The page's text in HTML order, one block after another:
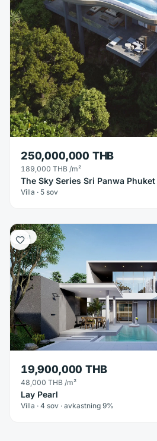
250,000,000 THB
189,000 THB /m²
The Sky Series Sri Panwa Phuket
Villa · 5 sov
Villa
19,900,000 THB
48,000 THB /m²
Lay Pearl
Villa · 4 sov · avkastning 9%